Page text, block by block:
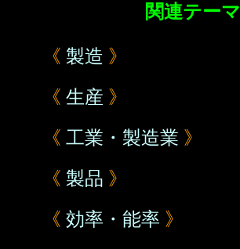
関連テーマ
《 製造 》
《 生産 》
《 工業・製造業 》
《 製品 》
《 効率・能率 》